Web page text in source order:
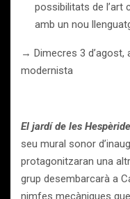
possibilitats de l’art
amb un nou
→ Dimecres 3 d’agost,
modernista
El jardí de les
seu mural sonor
protagonitzaran una
grup desembarcarà a
nimfes mecàniques